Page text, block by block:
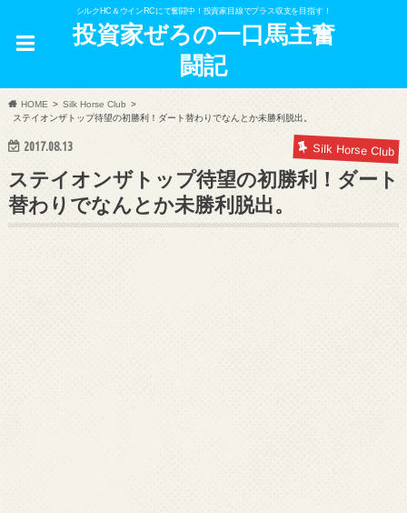
シルクHC＆ウインRCにて奮闘中！投資家目線でプラス収支を目指す！
投資家ぜろの一口馬主奮
闘記
HOME
Silk Horse Club
ステイオンザトップ待望の初勝利！ダート替わりでなんとか未勝利脱出。
2017.08.13 Silk Horse Club
ステイオンザトップ待望の初勝利！ダート
替わりでなんとか未勝利脱出。